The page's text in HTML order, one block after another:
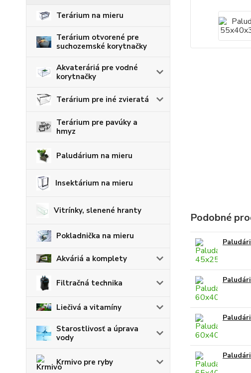
Terárium na mieru
Terárium otvorené pre
suchozemské korytnačky
Akvateráriá pre vodné
korytnačky
Terárium pre iné zvieratá
Terárium pre pavúky a
hmyz
Paludárium na mieru
Insektárium na mieru
Vitrínky, slenené hranty
Pokladnička na mieru
Akváriá a komplety
Filtračná technika
Liečivá a vitamíny
Starostlivosť a úprava
vody
Krmivo pre ryby
Podobné